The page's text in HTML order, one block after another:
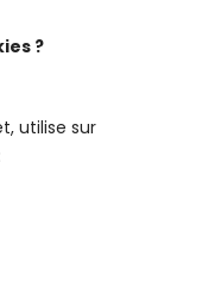
?
utilise sur